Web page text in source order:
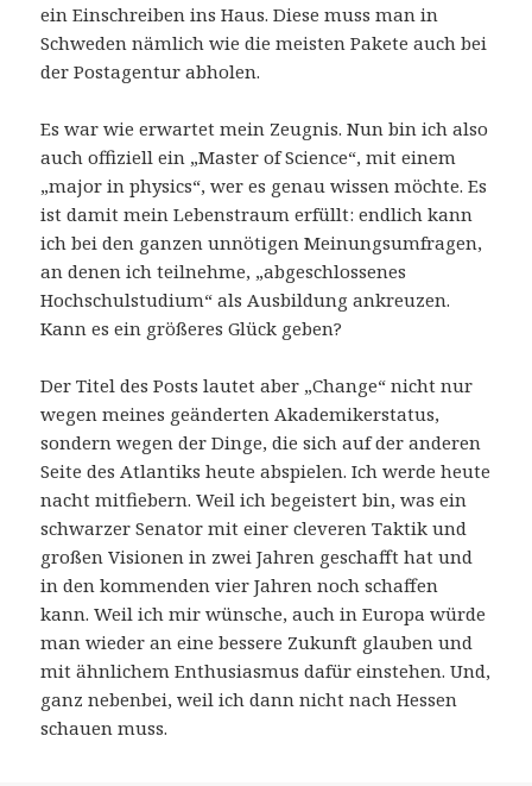
ein Einschreiben ins Haus. Diese muss man in
Schweden nämlich wie die meisten Pakete auch bei
der Postagentur abholen.
Es war wie erwartet mein Zeugnis. Nun bin ich also
auch offiziell ein „Master of Science“, mit einem
„major in physics“, wer es genau wissen möchte. Es
ist damit mein Lebenstraum erfüllt: endlich kann
ich bei den ganzen unnötigen Meinungsumfragen,
an denen ich teilnehme, „abgeschlossenes
Hochschulstudium“ als Ausbildung ankreuzen.
Kann es ein größeres Glück geben?
Der Titel des Posts lautet aber „Change“ nicht nur
wegen meines geänderten Akademikerstatus,
sondern wegen der Dinge, die sich auf der anderen
Seite des Atlantiks heute abspielen. Ich werde heute
nacht mitfiebern. Weil ich begeistert bin, was ein
schwarzer Senator mit einer cleveren Taktik und
großen Visionen in zwei Jahren geschafft hat und
in den kommenden vier Jahren noch schaffen
kann. Weil ich mir wünsche, auch in Europa würde
man wieder an eine bessere Zukunft glauben und
mit ähnlichem Enthusiasmus dafür einstehen. Und,
ganz nebenbei, weil ich dann nicht nach Hessen
schauen muss.